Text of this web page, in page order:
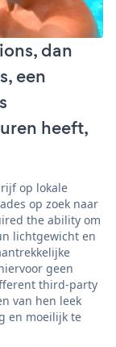
dan
een
heeft,
op lokale
op zoek naar
the ability om
lichtgewicht en
geen
third-party
van hen leek
en moeilijk te